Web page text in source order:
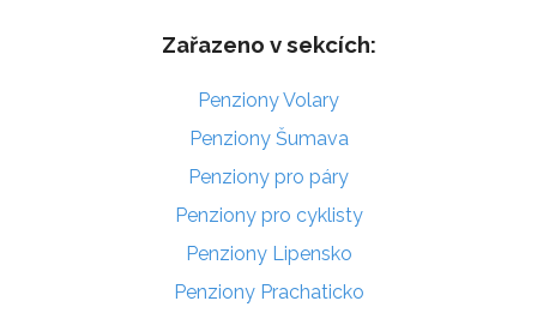
Zařazeno v sekcích:
Penziony Volary
Penziony Šumava
Penziony pro páry
Penziony pro cyklisty
Penziony Lipensko
Penziony Prachaticko